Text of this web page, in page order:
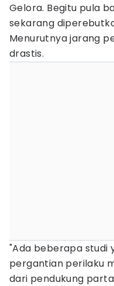
Gelora. Begitu pula
sekarang
Menurutnya jarang
drastis.
"Ada beberapa studi
pergantian perilaku
dari pendukung